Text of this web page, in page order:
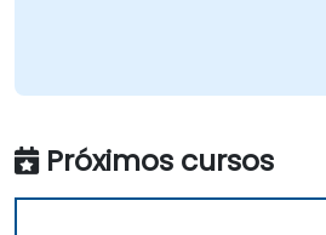
Próximos cursos